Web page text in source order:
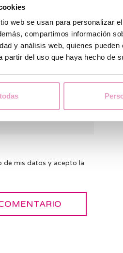
web se usan para personalizar
compartimos información
y análisis web, quienes
partir del uso que haya hecho de
Mientras tanto te
FAQ’spor si
de mis datos y acepto la